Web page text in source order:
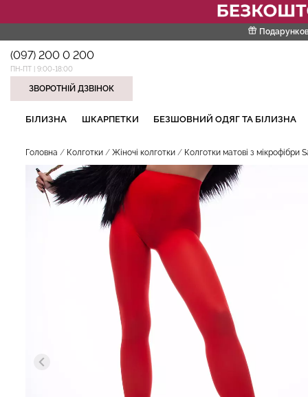
(097) 200 0 200
ПН-ПТ | 9:00-18:00
ЗВОРОТНІЙ ДЗВІНОК
БІЛИЗНА ШКАРПЕТКИ БЕЗШОВНИЙ ОДЯГ ТА БІЛИЗНА
Головна Колготки Жіночі колготки Колготки матові з мікрофібри
НАШІ ТРЕНДОВІ ТОВАРИ
Безшовні легінси з
мікрофібри LEGGINGS 02
(чорний) Giulia
Велосипедки з
талією